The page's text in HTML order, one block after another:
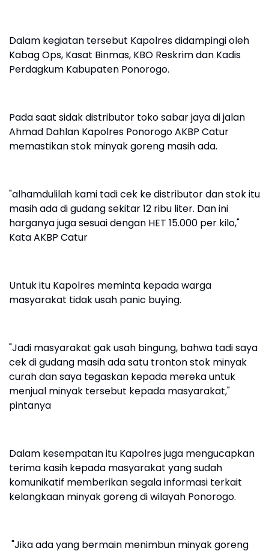
Dalam kegiatan tersebut Kapolres didampingi oleh
Kabag Ops, Kasat Binmas, KBO Reskrim dan Kadis
Perdagkum Kabupaten Ponorogo.
Pada saat sidak distributor toko sabar jaya di jalan
Ahmad Dahlan Kapolres Ponorogo AKBP Catur
memastikan stok minyak goreng masih ada.
"alhamdulilah kami tadi cek ke distributor dan stok itu
masih ada di gudang sekitar 12 ribu liter. Dan ini
harganya juga sesuai dengan HET 15.000 per kilo,"
Kata AKBP Catur
Untuk itu Kapolres meminta kepada warga
masyarakat tidak usah panic buying.
"Jadi masyarakat gak usah bingung, bahwa tadi saya
cek di gudang masih ada satu tronton stok minyak
curah dan saya tegaskan kepada mereka untuk
menjual minyak tersebut kepada masyarakat,"
pintanya
Dalam kesempatan itu Kapolres juga mengucapkan
terima kasih kepada masyarakat yang sudah
komunikatif memberikan segala informasi terkait
kelangkaan minyak goreng di wilayah Ponorogo.
"Jika ada yang bermain menimbun minyak goreng